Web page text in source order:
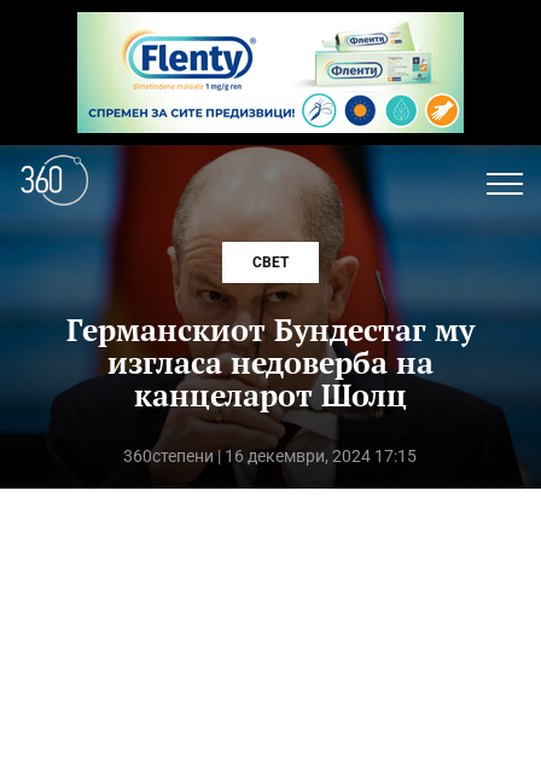
СВЕТ
Германскиот Бундестаг му
изгласа недоверба на
канцеларот Шолц
360степени| 16 декември, 2024 17:15